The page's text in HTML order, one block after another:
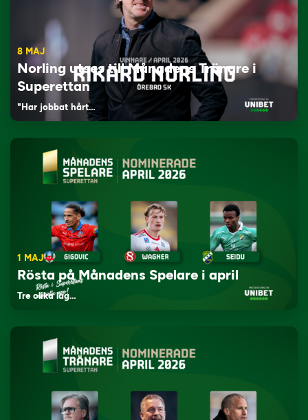
8 MAJ
Norling utses till Månadens Tränare i
Superettan
"Har jobbat hårt…
1 MAJ
Rösta på Månadens Spelare i april
Tre olika lag…